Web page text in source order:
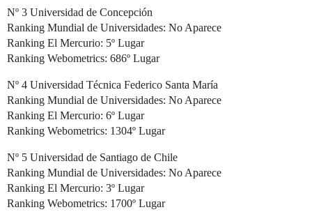
Nº 3 Universidad de Concepción
Ranking Mundial de Universidades: No Aparece
Ranking El Mercurio: 5º Lugar
Ranking Webometrics: 686º Lugar
Nº 4 Universidad Técnica Federico Santa María
Ranking Mundial de Universidades: No Aparece
Ranking El Mercurio: 6º Lugar
Ranking Webometrics: 1304º Lugar
Nº 5 Universidad de Santiago de Chile
Ranking Mundial de Universidades: No Aparece
Ranking El Mercurio: 3º Lugar
Ranking Webometrics: 1700º Lugar